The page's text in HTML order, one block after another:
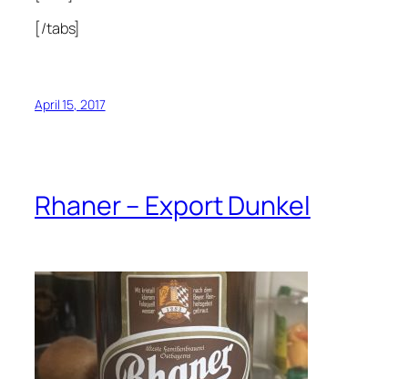
[/tabs]
April 15, 2017
Rhaner – Export Dunkel